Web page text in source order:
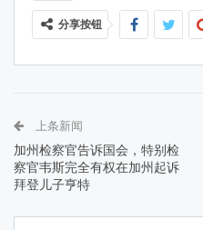
分享按钮
上条新闻
加州检察官告诉国会，特别检
察官韦斯完全有权在加州起诉
拜登儿子亨特